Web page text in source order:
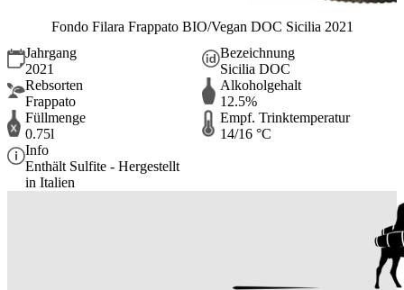
Fondo Filara Frappato BIO/Vegan DOC Sicilia 2021
Jahrgang
2021
Bezeichnung
Sicilia DOC
Rebsorten
Frappato
Alkoholgehalt
12.5%
Füllmenge
0.75l
Empf. Trinktemperatur
14/16 °C
Info
Enthält Sulfite - Hergestellt
in Italien